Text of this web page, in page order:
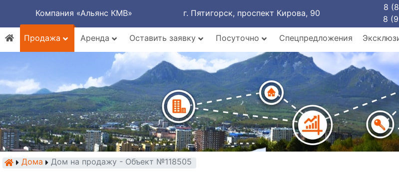
Компания «Альянс КМВ» г. Пятигорск, проспект Кирова, 90
8
8
Продажа
Аренда Оставить заявку Посуточно Спецпредложения
Дома Дом на продажу - Объект №118505